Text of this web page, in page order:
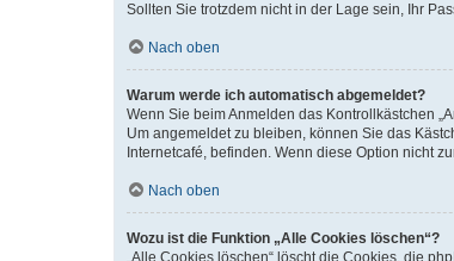
Sollten Sie trotzdem nicht in der Lage sein, Ihr
Nach oben
Warum werde ich automatisch abgemeldet?
Wenn Sie beim Anmelden das Kontrollkästchen
Um angemeldet zu bleiben, können Sie das
Internetcafé, befinden. Wenn diese Option nicht
Nach oben
Wozu ist die Funktion „Alle Cookies löschen“?
„Alle Cookies löschen“ löscht die Cookies, die